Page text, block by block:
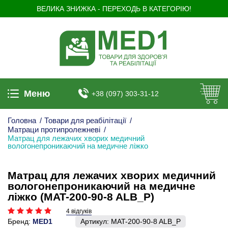
ВЕЛИКА ЗНИЖКА - ПЕРЕХОДЬ В КАТЕГОРІЮ!
Меню +38 (097) 303-31-12
Головна / Товари для реабілітації /
Матраци протипролежневі /
Матрац для лежачих хворих медичний
вологонепроникаючий на медичне ліжко
Матрац для лежачих хворих медичний
вологонепроникаючий на медичне
ліжко (MAT-200-90-8 ALB_P)
4 відгуків
Бренд: MED1 Артикул: MAT-200-90-8 ALB_P